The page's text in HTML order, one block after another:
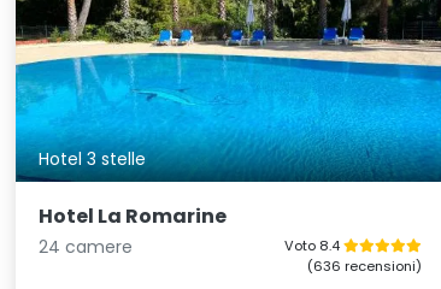
Hotel 3 stelle
Hotel La Romarine
24 camere
Voto 8.4
(636 recensioni)